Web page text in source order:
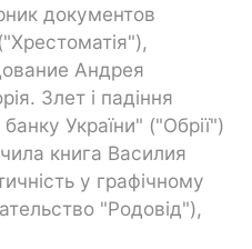
документов
Андрея
Злет і падіння
України" ("Обрії")
книга Василия
у графічному
"Родовід"),